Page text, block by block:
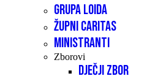
Grupa LOIDA
Župni caritas
Ministranti
Zborovi
Dječji zbor